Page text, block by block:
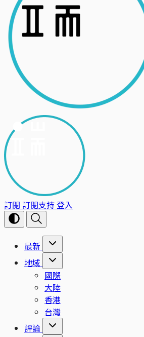
訂閱 訂閱支持登入
最新
地域
國際
大陸
香港
台灣
評論